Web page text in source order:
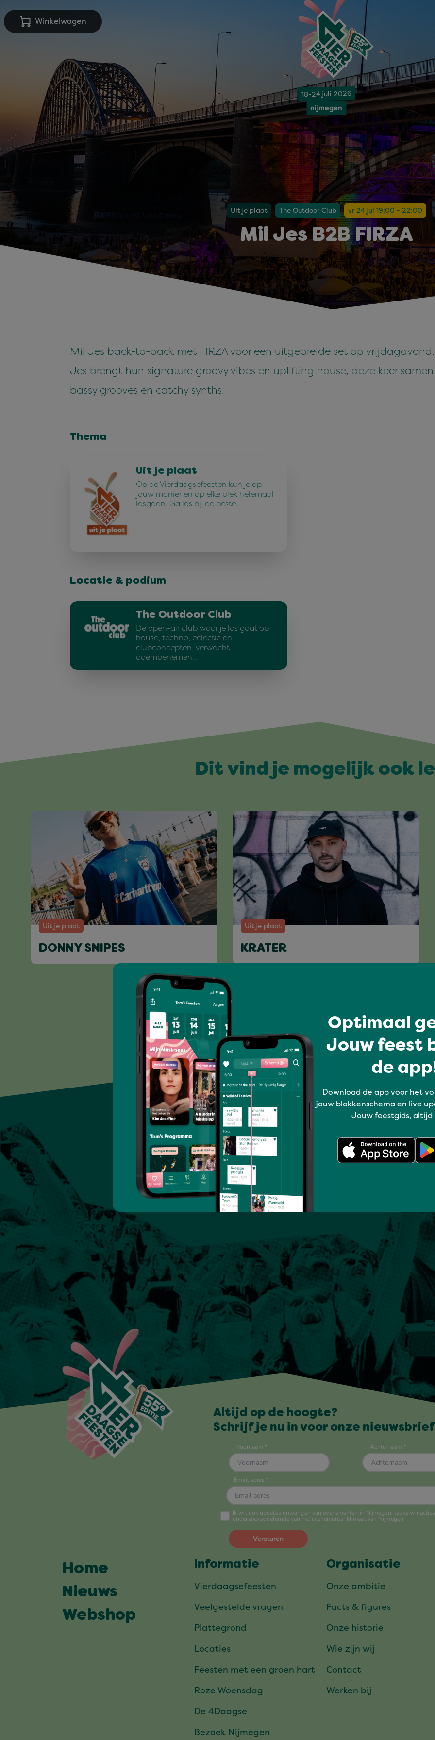
Winkelwagen
18-24 juli 2026
nijmegen
Uit je plaat The Outdoor Club vr 24 jul 19:00 - 22:00
Mil Jes B2B FIRZA
Mil Jes back-to-back met FIRZA voor een uitgebreide set op
Jes brengt hun signature groovy vibes en uplifting house, deze keer
bassy grooves en catchy synths.
Thema
Uit je plaat
Op de Vierdaagsefeesten kun je op
jouw manier en op elke plek helemaal
losgaan. Ga los bij de beste…
Locatie & podium
The Outdoor Club
De open-air club waar je los gaat op
house, techno, eclectic en
clubconcepten, verwacht
adembenemen…
Dit vind je mogelijk ook
Uit je plaat
DONNY SNIPES
Uit je plaat
KRATER
Optimaal
Jouw feest
de
Download de app voor het
jouw blokkenschema en live
Jouw feestgids, altijd
Altijd op de hoogte?
Schrijf je nu in voor onze
Home
Nieuws
Webshop
Informatie
Vierdaagsefeesten
Veelgestelde vragen
Plattegrond
Locaties
Feesten met een groen hart
Roze Woensdag
De 4Daagse
Bezoek Nijmegen
Organisatie
Onze ambitie
Facts & figures
Onze historie
Wie zijn wij
Contact
Werken bij